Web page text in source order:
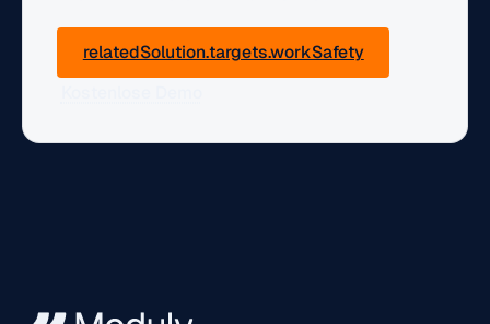
relatedSolution.targets.workSafety